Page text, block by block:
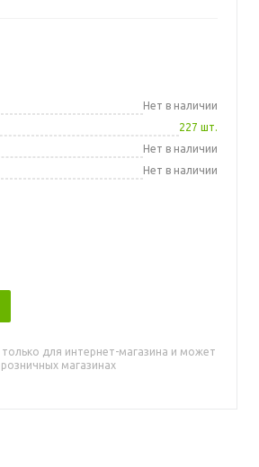
Нет в наличии
227 шт.
Нет в наличии
Нет в наличии
для интернет-магазина и может
магазинах